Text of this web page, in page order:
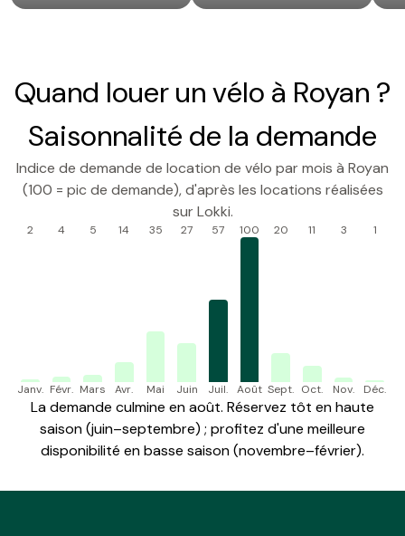
Quand louer un vélo à Royan ?
Saisonnalité de la demande
Indice de demande de location de vélo par mois à Royan
(100 = pic de demande), d'après les locations réalisées
sur Lokki.
2
Janv.
4
Févr.
5
Mars
14
Avr.
35
Mai
27
Juin
57
Juil.
100
Août
20
Sept.
11
Oct.
3
Nov.
1
Déc.
La demande culmine en août. Réservez tôt en haute
saison (juin–septembre) ; profitez d'une meilleure
disponibilité en basse saison (novembre–février).